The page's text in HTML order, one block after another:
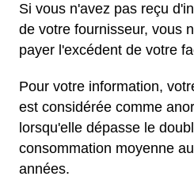
Si vous n'avez pas reçu
de votre fournisseur, vous
payer l'excédent de votre
Pour votre information,
est considérée comme
lorsqu'elle dépasse le
consommation moyenne
années.